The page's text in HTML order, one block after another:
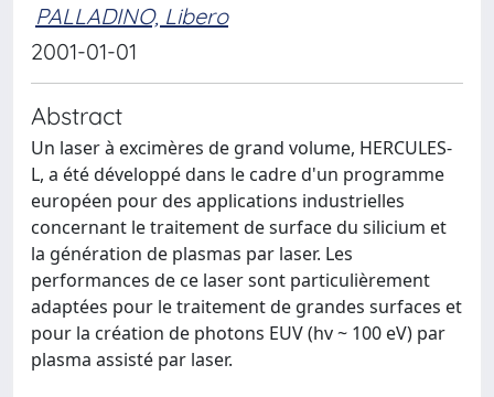
PALLADINO, Libero
2001-01-01
Abstract
Un laser à excimères de grand volume, HERCULES-
L, a été développé dans le cadre d'un programme
européen pour des applications industrielles
concernant le traitement de surface du silicium et
la génération de plasmas par laser. Les
performances de ce laser sont particulièrement
adaptées pour le traitement de grandes surfaces et
pour la création de photons EUV (hv ~ 100 eV) par
plasma assisté par laser.